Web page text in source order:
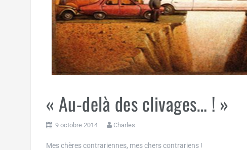
« Au-delà des clivages… ! »
9 octobre 2014 Charles
Mes chères contrariennes, mes chers contrariens !